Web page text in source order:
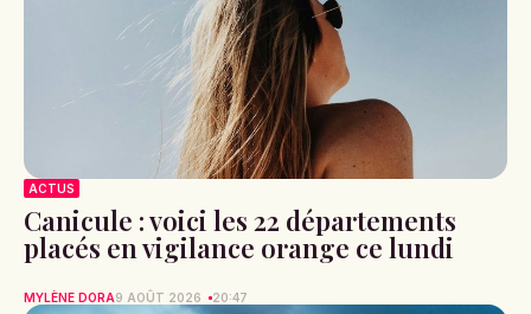
ACTUS
Canicule : voici les 22 départements
placés en vigilance orange ce lundi
MYLÈNE DORA9 AOÛT 2026 20:47